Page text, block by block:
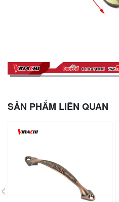
SẢN PHẨM LIÊN QUAN
‹